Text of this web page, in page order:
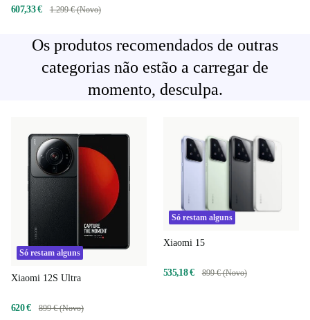
607,33 € 1.299 € (Novo)
Os produtos recomendados de outras
categorias não estão a carregar de
momento, desculpa.
Só restam alguns
Xiaomi 12S Ultra
620 € 899 € (Novo)
Só restam alguns
Xiaomi 15
535,18 € 899 € (Novo)